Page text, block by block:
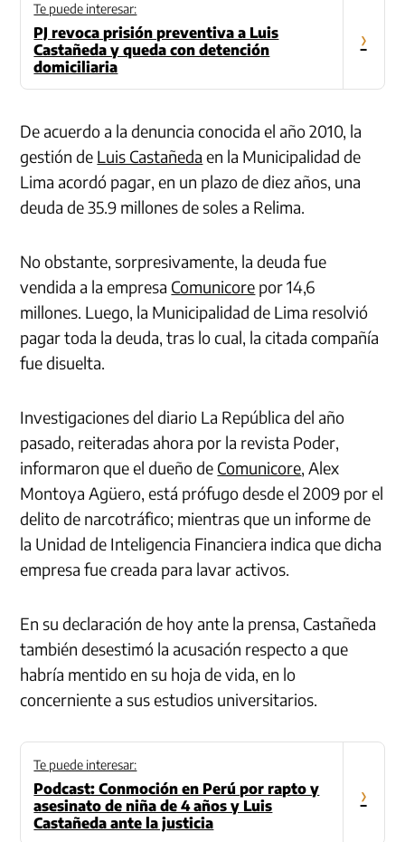
Te puede interesar:
PJ revoca prisión preventiva a Luis
Castañeda y queda con detención
domiciliaria
›
De acuerdo a la denuncia conocida el año 2010, la
gestión de Luis Castañeda en la Municipalidad de
Lima acordó pagar, en un plazo de diez años, una
deuda de 35.9 millones de soles a Relima.
No obstante, sorpresivamente, la deuda fue
vendida a la empresa Comunicore por 14,6
millones. Luego, la Municipalidad de Lima resolvió
pagar toda la deuda, tras lo cual, la citada compañía
fue disuelta.
Investigaciones del diario La República del año
pasado, reiteradas ahora por la revista Poder,
informaron que el dueño de Comunicore, Alex
Montoya Agüero, está prófugo desde el 2009 por el
delito de narcotráfico; mientras que un informe de
la Unidad de Inteligencia Financiera indica que dicha
empresa fue creada para lavar activos.
En su declaración de hoy ante la prensa, Castañeda
también desestimó la acusación respecto a que
habría mentido en su hoja de vida, en lo
concerniente a sus estudios universitarios.
Te puede interesar:
Podcast: Conmoción en Perú por rapto y
asesinato de niña de 4 años y Luis
Castañeda ante la justicia
›